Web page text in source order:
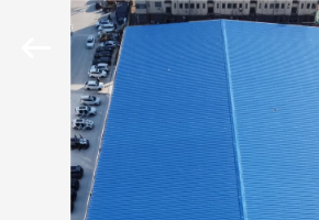
MAISON
PRODUITS